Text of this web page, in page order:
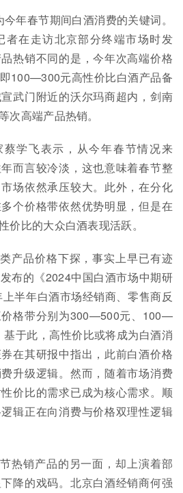
今年春节期间白酒消费的关键词。
者在走访北京部分终端市场时发
热销不同的是，今年次高端价格
100—300元高性价比白酒产品备
武门附近的沃尔玛商超内，剑南
次高端产品热销。
学飞表示，从今年春节情况来
而言较冷淡，这也意味着春节整
场依然承压较大。此外，在分化
个价格带依然优势明显，但是在
价比的大众白酒表现活跃。
产品价格下探，事实上早已有迹
布的《2024中国白酒市场中期研
半年白酒市场经销商、零售商反
价格带分别为300—500元、100—
于此，高性价比或将成为白酒消
在其研报中指出，此前白酒价格
升级逻辑。然而，随着市场消费
价比的需求已成为核心需求。顺
辑正在向消费与价格双理性逻辑
热销产品的另一面，却上演着部
降的戏码。北京白酒经销商何强